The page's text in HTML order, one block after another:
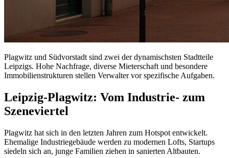
Plagwitz und Südvorstadt sind zwei der dynamischsten Stadtteile
Leipzigs. Hohe Nachfrage, diverse Mieterschaft und besondere
Immobilienstrukturen stellen Verwalter vor spezifische Aufgaben.
Leipzig-Plagwitz: Vom Industrie- zum
Szeneviertel
Plagwitz hat sich in den letzten Jahren zum Hotspot entwickelt.
Ehemalige Industriegebäude werden zu modernen Lofts, Startups
siedeln sich an, junge Familien ziehen in sanierten Altbauten.